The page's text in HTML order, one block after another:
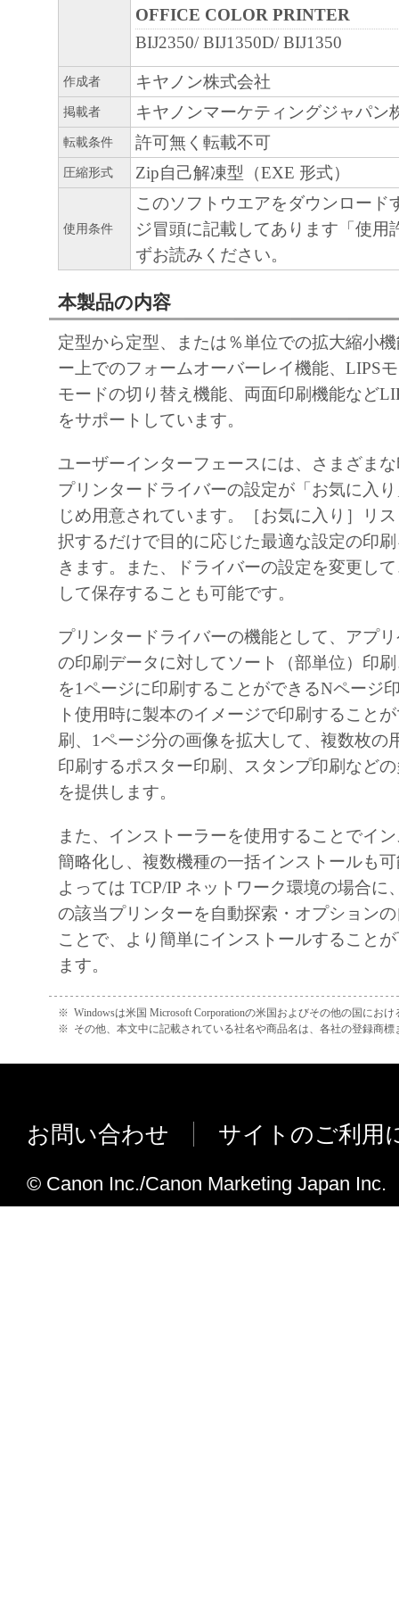
computer software" and "commercial computer
documentation," as such terms are used in 48
(September 1995). Consistent with 48 C.F.R.
C.F.R. 227.7202-1 through 227.7202-4 (June
Government End Users shall acquire the
rights set forth herein. Manufacturer is Canon
Shimomaruko 3-chome, Ohta-ku, Tokyo 146-
10. SEVERABILITY
In the event that any section hereof is declared
illegal by any court or tribunal of competent
that court or tribunal and all the remaining
remain in full force and effect.
11. ACKNOWLEDGEMENT
BY CLICKING THE BUTTON INDICATING
ACCEPTANCE AS STATED BELOW OR
READ THIS AGREEMENT,
TO BE BOUND BY ITS TERMS AND
ALSO AGREE THAT THIS AGREEMENT
COMPLETE AND EXCLUSIVE
AGREEMENT BETWEEN YOU AND
CONCERNING THE SUBJECT MATTER
AGREEMENTS, VERBAL OR WRITTEN,
COMMUNICATIONS BETWEEN YOU
RELATING TO THE SUBJECT MATTER
AMENDMENT TO THIS AGREEMENT
EFFECTIVE UNLESS SIGNED BY A DULY
REPRESENTATIVE OF CANON.
Should you have any questions concerning this
you desire to contact Canon for any reason,
Canon's sales subsidiary or distributor/dealer,
where you obtained the Products.
OFFICE COLOR PRINTER
BIJ2350/ BIJ1350D/ BIJ1350
作成者 キヤノン株式会社
掲載者 キヤノンマーケティングジャパン
転載条件 許可無く転載不可
圧縮形式 Zip自己解凍型（EXE 形式）
使用条件
このソフトウエアをダウンロード
ジ冒頭に記載してあります「使用
ずお読みください。
本製品の内容
定型から定型、または％単位での拡大縮小
ー上でのフォームオーバーレイ機能、LIPS
モードの切り替え機能、両面印刷機能など
をサポートしています。
ユーザーインターフェースには、さまざま
プリンタードライバーの設定が「お気に入
じめ用意されています。［お気に入り］リ
択するだけで目的に応じた最適な設定の印
きます。また、ドライバーの設定を変更し
して保存することも可能です。
プリンタードライバーの機能として、アプ
の印刷データに対してソート（部単位）印
を1ページに印刷することができるNページ
ト使用時に製本のイメージで印刷すること
刷、1ページ分の画像を拡大して、複数枚の
印刷するポスター印刷、スタンプ印刷など
を提供します。
また、インストーラーを使用することでイ
簡略化し、複数機種の一括インストールも
よっては TCP/IP ネットワーク環境の場合に
の該当プリンターを自動探索・オプション
ことで、より簡単にインストールすること
ます。
※ Windowsは米国 Microsoft Corporationの米国およびその他の国にお
※ その他、本文中に記載されている社名や商品名は、各社の登録商標
お問い合わせ サイトのご利用
© Canon Inc./Canon Marketing Japan Inc.